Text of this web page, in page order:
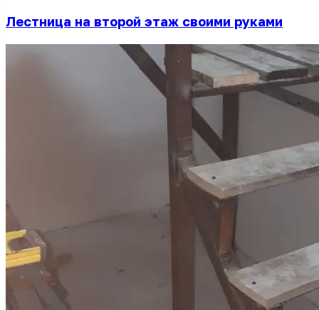
Лестница на второй этаж своими руками